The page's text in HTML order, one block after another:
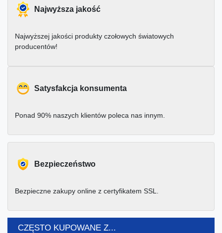
Najwyższa jakość
Najwyższej jakości produkty czołowych światowych
producentów!
Satysfakcja konsumenta
Ponad 90% naszych klientów poleca nas innym.
Bezpieczeństwo
Bezpieczne zakupy online z certyfikatem SSL.
CZĘSTO KUPOWANE Z...